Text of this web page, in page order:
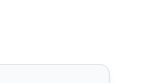
Amazon a Linktree